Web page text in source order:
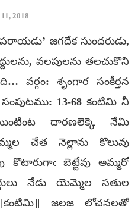
2018
జగదేక సుందరుడు,
వలపులను తలచుకొని
వర్గం: శృంగార సంకీర్తన
13-68 కంటిమి నీ
యింటింట దారణలెక్కె నేమి
చేత నెల్లాను కొలువు
కొటారుగాఁ బెట్టేవు అమ్మరో
నేడు యెమ్మెల సతుల
జలజ లోచనలతో